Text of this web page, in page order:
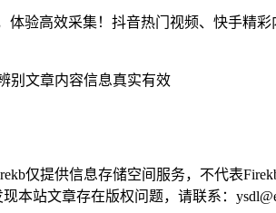
验高效采集！抖音热门视频、快手精
别文章内容信息真实有效
仅提供信息存储空间服务，不代表
本站文章存在版权问题，请联系：